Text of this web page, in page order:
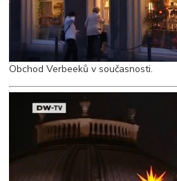
Obchod Verbeeků v současnosti.